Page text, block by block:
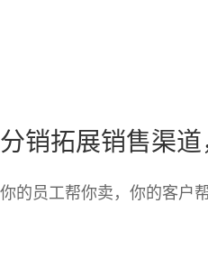
分销拓展销售渠
你的员工帮你卖，你的客户